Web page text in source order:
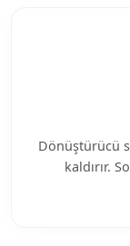
Dönüştürücü
kaldırır.